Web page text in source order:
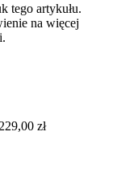
tego artykułu.
na więcej
zł